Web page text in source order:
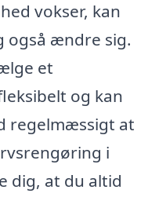
vokser, kan
også ændre sig.
et
og kan
regelmæssigt at
i
dig, at du altid